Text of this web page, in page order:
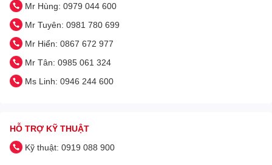
Mr Hùng: 0979 044 600
Mr Tuyên: 0981 780 699
Mr Hiển: 0867 672 977
Mr Tân: 0985 061 324
Ms Linh: 0946 244 600
HỖ TRỢ KỸ THUẬT
Kỹ thuật: 0919 088 900